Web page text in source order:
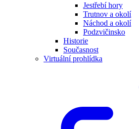
Jestřebí hory
Trutnov a okolí
Náchod a okolí
Podzvičinsko
Historie
Současnost
Virtuální prohlídka